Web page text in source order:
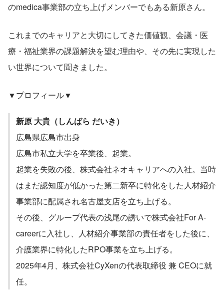
のmedica事業部の立ち上げメンバーでもある新原さん。
これまでのキャリアと大切にしてきた価値観、会議・医
療・福祉業界の課題解決を望む理由や、その先に実現した
い世界について聞きました。
▼プロフィール▼
新原 大貴（しんばら だいき）
広島県広島市出身
広島市私立大学を卒業後、起業。
起業を失敗の後、株式会社ネオキャリアへの入社。当時
はまだ認知度が低かった第二新卒に特化をした人材紹介
事業部に配属され名古屋支店を立ち上げる。
その後、グループ代表の浅尾の誘いで株式会社For A-
careerに入社し、人材紹介事業部の責任者をした後に、
介護業界に特化したRPO事業を立ち上げる。
2025年4月、株式会社CyXenの代表取締役 兼 CEOに就
任。